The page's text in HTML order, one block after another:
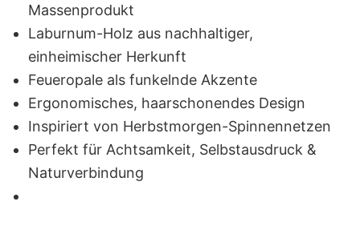
Massenprodukt
Laburnum-Holz aus nachhaltiger,
einheimischer Herkunft
Feueropale als funkelnde Akzente
Ergonomisches, haarschonendes Design
Inspiriert von Herbstmorgen-Spinnennetzen
Perfekt für Achtsamkeit, Selbstausdruck &
Naturverbindung